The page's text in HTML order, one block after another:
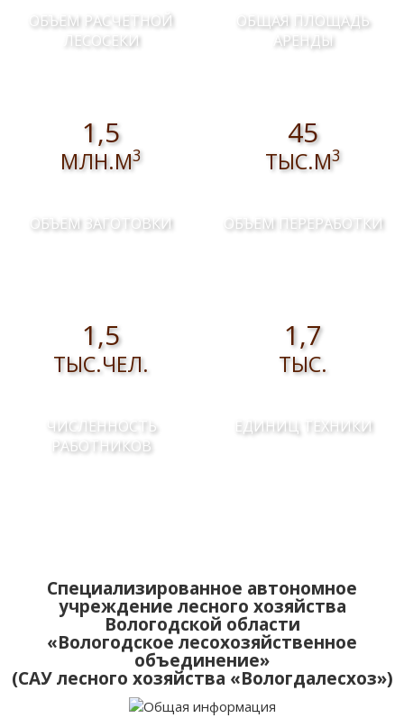
ОБЪЕМ РАСЧЕТНОЙ
ЛЕСОСЕКИ
ОБЩАЯ ПЛОЩАДЬ
АРЕНДЫ
1,5
МЛН.М3
ОБЪЕМ ЗАГОТОВКИ
45
ТЫС.М3
ОБЪЕМ ПЕРЕРАБОТКИ
1,5
ТЫС.ЧЕЛ.
ЧИСЛЕННОСТЬ
РАБОТНИКОВ
1,7
ТЫС.
ЕДИНИЦ ТЕХНИКИ
Специализированное автономное
учреждение лесного хозяйства
Вологодской области
«Вологодское лесохозяйственное
объединение»
(САУ лесного хозяйства «Вологдалесхоз»)